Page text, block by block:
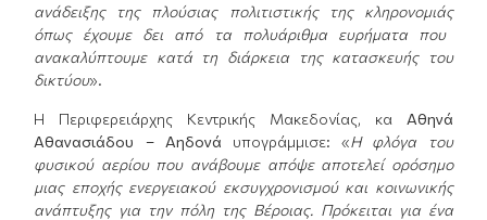
ανάδειξης της πλούσιας πολιτιστικής της κληρονομιάς
όπως έχουμε δει από
τα πολυάριθμα ευρήματα που
ανακαλύπτουμε κατά τη διάρκεια της κατασκευής του
δικτύου».
H Περιφερειάρχης Κεντρικής Μακεδονίας, κα Αθηνά
Αθανασιάδου – Αηδονά υπογράμμισε: «Η φλόγατου
φυσικού αερίου που ανάβουμε απόψε αποτελεί ορόσημο
μιας εποχής ενεργειακού εκσυγχρονισμού και κοινωνικής
ανάπτυξης για την πόλη της Βέροιας. Πρόκειται για ένα